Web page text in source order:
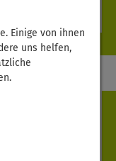
unter diesem
Einige von ihnen
uns helfen,